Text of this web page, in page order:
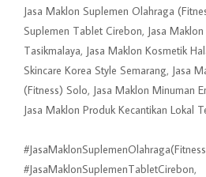
Jasa Maklon Suplemen Olahraga
Suplemen Tablet Cirebon, Jasa
Tasikmalaya, Jasa Maklon Kosmetik
Skincare Korea Style Semarang, Jasa
(Fitness) Solo, Jasa Maklon Minuman
Jasa Maklon Produk Kecantikan Lokal
#JasaMaklonSuplemenTabletCirebon,